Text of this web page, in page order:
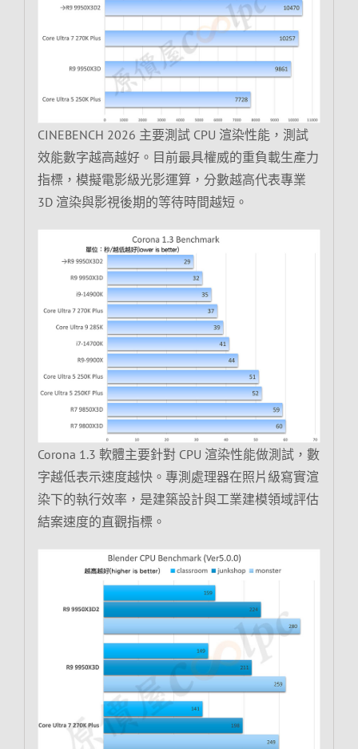
CINEBENCH 2026 主要測試 CPU 渲染性能，測試
效能數字越高越好。目前最具權威的重負載生產力
指標，模擬電影級光影運算，分數越高代表專業
3D 渲染與影視後期的等待時間越短。
Corona 1.3 軟體主要針對 CPU 渲染性能做測試，數
字越低表示速度越快。專測處理器在照片級寫實渲
染下的執行效率，是建築設計與工業建模領域評估
結案速度的直觀指標。